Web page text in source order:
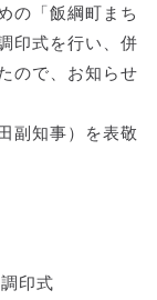
の「飯綱町まち
印式を行い、併
ので、お知らせ
副知事）を表敬
印式